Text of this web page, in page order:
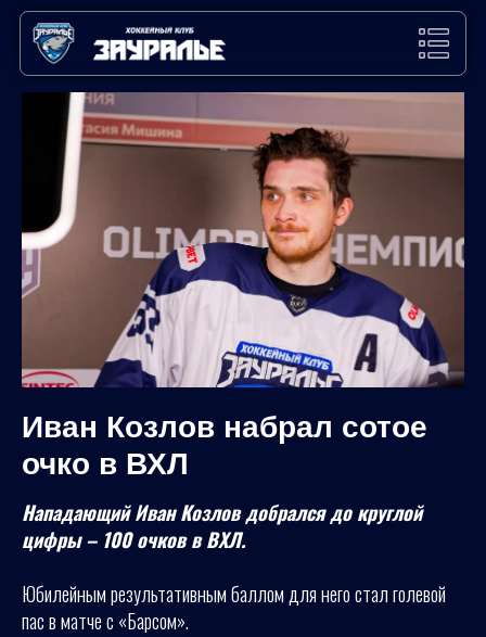
Иван Козлов набрал сотое
очко в ВХЛ
Нападающий Иван Козлов добрался до круглой
цифры – 100 очков в ВХЛ.
Юбилейным результативным баллом для него стал голевой
пас в матче с «Барсом».